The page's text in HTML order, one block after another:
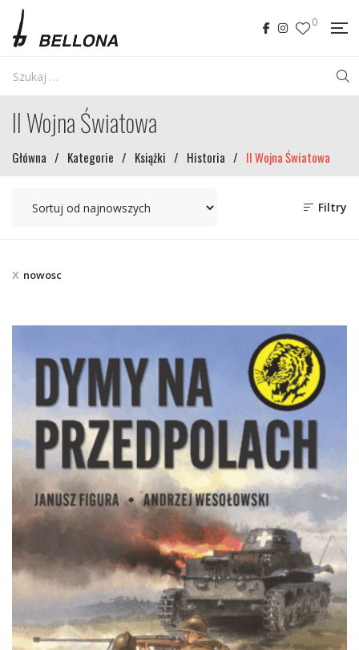
0
II Wojna Światowa
Główna / Kategorie / Książki / Historia / II Wojna Światowa
Filtry
nowosc